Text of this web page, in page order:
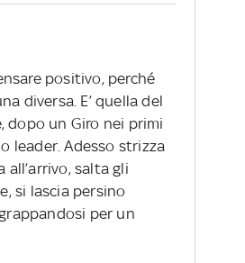
positivo, perché
diversa. E’ quella del
dopo un Giro nei primi
leader. Adesso strizza
salta gli
si lascia persino
per un